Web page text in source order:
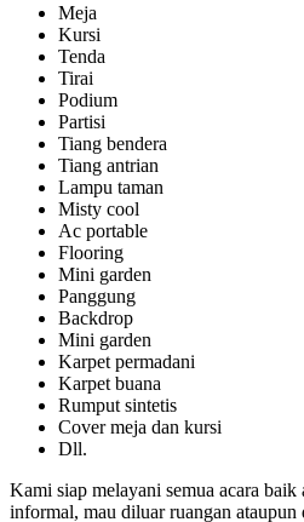
Meja
Kursi
Tenda
Tirai
Podium
Partisi
Tiang bendera
Tiang antrian
Lampu taman
Misty cool
Ac portable
Flooring
Mini garden
Panggung
Backdrop
Mini garden
Karpet permadani
Karpet buana
Rumput sintetis
Cover meja dan kursi
Dll.
Kami siap melayani semua acara baik
informal, mau diluar ruangan ataupun